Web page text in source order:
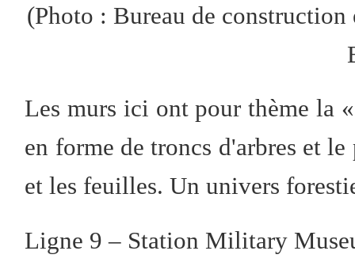
(Photo : Bureau de construction
Les murs ici ont pour thème la
en forme de troncs d'arbres et
et les feuilles. Un univers
Ligne 9 – Station Military